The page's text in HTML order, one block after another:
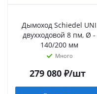
Дымоход Schiedel UNI
двухходовой 8 пм, Ø -
140/200 мм
Много
279 080₽/шт